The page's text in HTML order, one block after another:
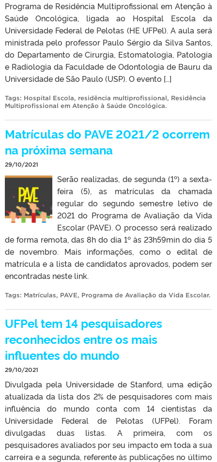
Programa de Residência Multiprofissional em Atenção à
Saúde Oncológica, ligada ao Hospital Escola da
Universidade Federal de Pelotas (HE UFPel). A aula será
ministrada pelo professor Paulo Sérgio da Silva Santos,
do Departamento de Cirurgia, Estomatologia, Patologia
e Radiologia da Faculdade de Odontologia de Bauru da
Universidade de São Paulo (USP). O evento […]
Tags: Hospital Escola, residência multiprofissional, Residência
Multiprofissional em Atenção à Saúde Oncológica.
Matrículas do PAVE 2021/2 ocorrem
na próxima semana
29/10/2021
Serão realizadas, de segunda (1º) a sexta-
feira (5), as matrículas da chamada
regular do segundo semestre letivo de
2021 do Programa de Avaliação da Vida
Escolar (PAVE). O processo será realizado
de forma remota, das 8h do dia 1º às 23h59min do dia 5
de novembro. Mais informações, como o edital de
matrícula e a lista de candidatos aprovados, podem ser
encontradas neste link.
Tags: Matrículas, PAVE, Programa de Avaliação da Vida Escolar.
UFPel tem 14 pesquisadores
reconhecidos entre os mais
influentes do mundo
29/10/2021
Divulgada pela Universidade de Stanford, uma edição
atualizada da lista dos 2% de pesquisadores com mais
influência do mundo conta com 14 cientistas da
Universidade Federal de Pelotas (UFPel). Foram
divulgadas duas listas. A primeira, com os
pesquisadores avaliados por seu impacto em toda a sua
carreira e a segunda, referente às publicações no último